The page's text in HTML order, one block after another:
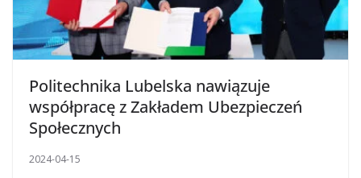
Politechnika Lubelska nawiązuje
współpracę z Zakładem Ubezpieczeń
Społecznych
2024-04-15